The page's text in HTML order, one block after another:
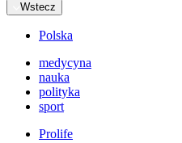
Wstecz
Polska
medycyna
nauka
polityka
sport
Prolife